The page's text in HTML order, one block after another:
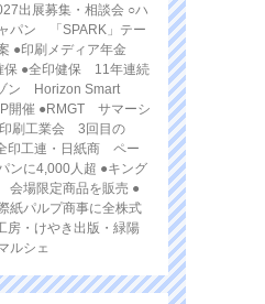
出展募集・相談会 ○ハ
パン 「SPARK」テー
●印刷メディア年金
保 ●全印健保 11年連続
ン Horizon Smart
開催 ●RMGT サマーシ
刷工業会 3回目の
印工連・日紙商 ペー
ンに4,000人超 ●キング
会場限定商品を販売 ●
パルプ商事に全株式
房・けやき出版・緑陽
ルシェ